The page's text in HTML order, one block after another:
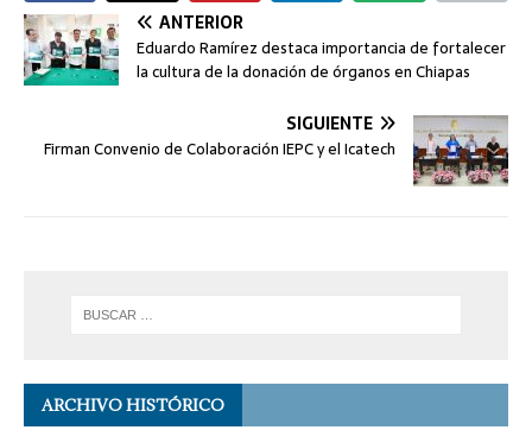
ANTERIOR
Eduardo Ramírez destaca importancia de fortalecer
la cultura de la donación de órganos en Chiapas
SIGUIENTE
Firman Convenio de Colaboración IEPC y el Icatech
ARCHIVO HISTÓRICO